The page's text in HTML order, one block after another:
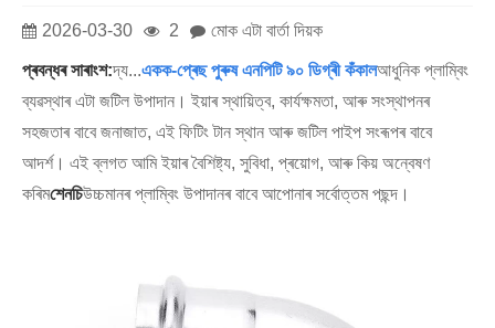
2026-03-30 2 মোক এটা বাৰ্তা দিয়ক
প্ৰবন্ধৰ সাৰাংশ:দ্য...একক-প্ৰেছ পুৰুষ এনপিটি ৯০ ডিগ্ৰী কঁকালআধুনিক প্লাম্বিং
ব্যৱস্থাৰ এটা জটিল উপাদান। ইয়াৰ স্থায়িত্ব, কাৰ্যক্ষমতা, আৰু সংস্থাপনৰ
সহজতাৰ বাবে জনাজাত, এই ফিটিং টান স্থান আৰু জটিল পাইপ সংৰূপৰ বাবে
আদৰ্শ। এই ব্লগত আমি ইয়াৰ বৈশিষ্ট্য, সুবিধা, প্ৰয়োগ, আৰু কিয় অন্বেষণ
কৰিমশেনচিউচ্চমানৰ প্লাম্বিং উপাদানৰ বাবে আপোনাৰ সৰ্বোত্তম পছন্দ।